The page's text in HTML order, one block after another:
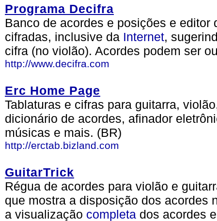
Programa Decifra
Banco de acordes e posições e
cifradas, inclusive da Internet,
cifra (no violão). Acordes podem ser
http://www.decifra.com
Erc Home Page
Tablaturas e cifras para guitarra,
dicionário de acordes, afinador
músicas e mais. (BR)
http://erctab.bizland.com
GuitarTrick
Régua de acordes para violão e
que mostra a disposição dos acordes
a visualização completa dos acordes